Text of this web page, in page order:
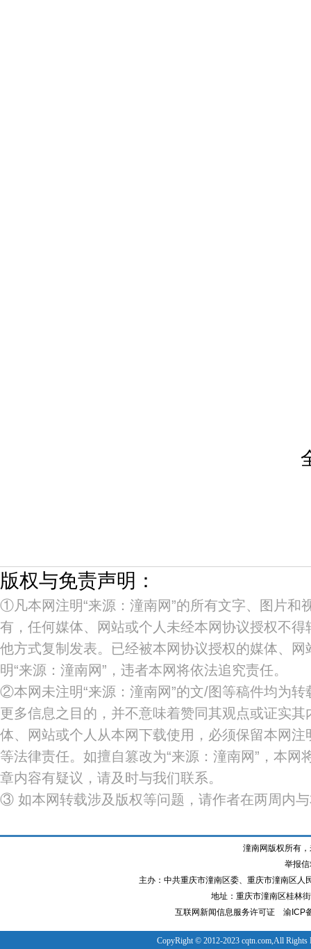
版权与免责声明：
①凡本网注明“来源：潼南网”的所有文字、图片和
有，任何媒体、网站或个人未经本网协议授权不
他方式复制发表。已经被本网协议授权的媒体、
明“来源：潼南网”，违者本网将依法追究责任。
②本网未注明“来源：潼南网”的文/图等稿件均为
更多信息之目的，并不意味着赞同其观点或证实
体、网站或个人从本网下载使用，必须保留本网注
等法律责任。如擅自篡改为“来源：潼南网”，本网
章内容有疑议，请及时与我们联系。
③ 如本网转载涉及版权等问题，请作者在两周内
潼南网版权所有
举报
主办：中共重庆市潼南区委、重庆市潼南区
地址：重庆市潼南区桂林
互联网新闻信息服务许可证
渝ICP
CopyRight © 2012-2023 cqtn.com,All Rights